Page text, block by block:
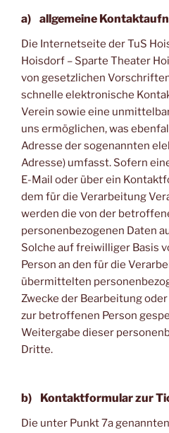
a) allgemeine
Die Internetseite der TuS
Hoisdorf – Sparte Theater
von gesetzlichen
schnelle elektronische
Verein sowie eine
uns ermöglichen, was
Adresse der sogenannten
Adresse) umfasst. Sofern
E-Mail oder über ein
dem für die Verarbeitung
werden die von der
personenbezogenen Daten
Solche auf freiwilliger Basis
Person an den für die
übermittelten
Zwecke der Bearbeitung
zur betroffenen Person
Weitergabe dieser
Dritte.
b) Kontaktformular zur
Die unter Punkt 7a